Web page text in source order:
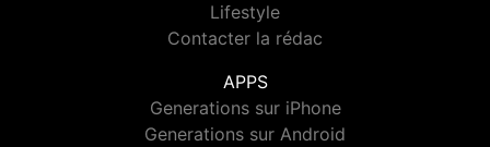
Lifestyle
Contacter la rédac
APPS
Generations sur iPhone
Generations sur Android